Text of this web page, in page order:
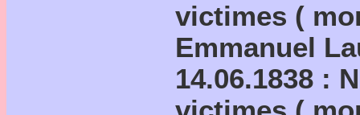
victimes (
Emmanuel
14.06.1838 :